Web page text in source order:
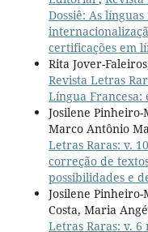
Dossiê: As
certificações em
Rita Jover-
Revista Letras
Língua Francesa:
Josilene
Marco Antônio
Letras Raras: v.
correção de
possibilidades e
Josilene
Costa, Maria
Letras Raras: v.